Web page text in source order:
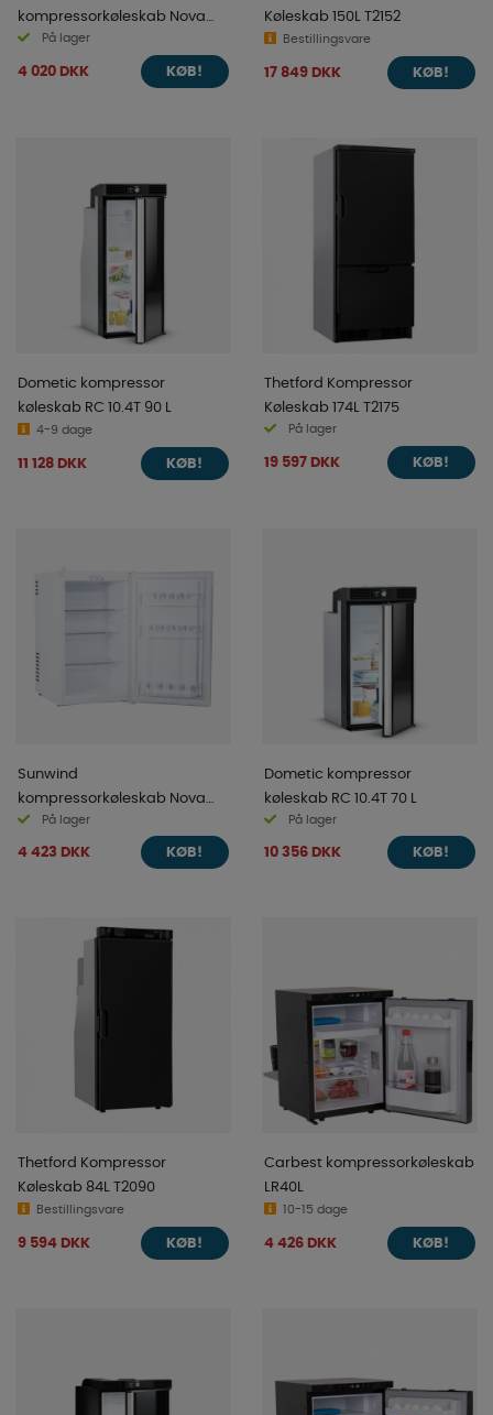
kompressorkøleskab Nova
50l, 12/24V
På lager
4 020 DKK KØB!
Køleskab 150L T2152
Bestillingsvare
17 849 DKK KØB!
Dometic kompressor
køleskab RC 10.4T 90 L
4-9 dage
11 128 DKK KØB!
Thetford Kompressor
Køleskab 174L T2175
På lager
19 597 DKK KØB!
Sunwind
kompressorkøleskab Nova
70l, 12/24V
På lager
4 423 DKK KØB!
Dometic kompressor
køleskab RC 10.4T 70 L
På lager
10 356 DKK KØB!
Thetford Kompressor
Køleskab 84L T2090
Bestillingsvare
9 594 DKK KØB!
Carbest kompressorkøleskab
LR40L
10-15 dage
4 426 DKK KØB!